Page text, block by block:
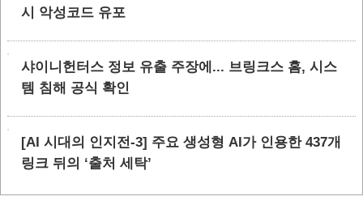
시 악성코드 유포
샤이니헌터스 정보 유출 주장에... 브링크스 홈, 시스
템 침해 공식 확인
[AI 시대의 인지전-3] 주요 생성형 AI가 인용한 437개
링크 뒤의 ‘출처 세탁’